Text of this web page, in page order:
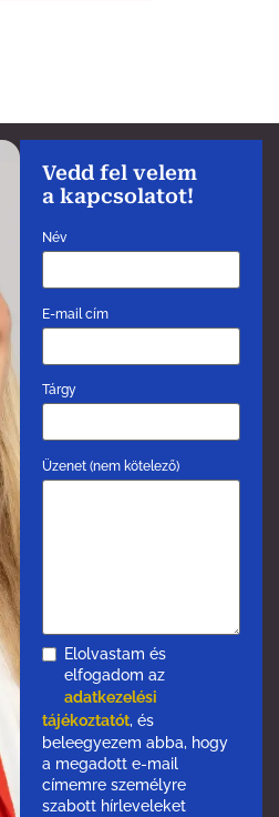
Vedd fel velem
a kapcsolatot!
Név
E-mail cím
Tárgy
Üzenet (nem kötelező)
Elolvastam és
elfogadom az
adatkezelési
tájékoztatót, és
beleegyezem abba, hogy
a megadott e-mail
címemre személyre
szabott hírleveleket